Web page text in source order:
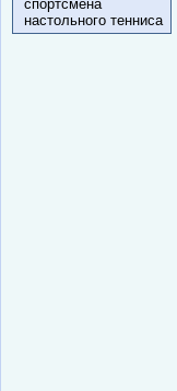
спортсмена
настольного тенниса